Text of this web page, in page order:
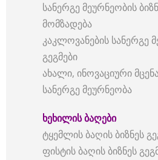
სანერგე მეურნეობის
მომზადება
კაკლოვანების სანერგე
გეგმები
ახალი, ინოვაციური
სანერგე მეურნეობა
ხეხილისბაღები
ტყემლის ბაღის ბიზნეს
ფისტის ბაღის ბიზნეს